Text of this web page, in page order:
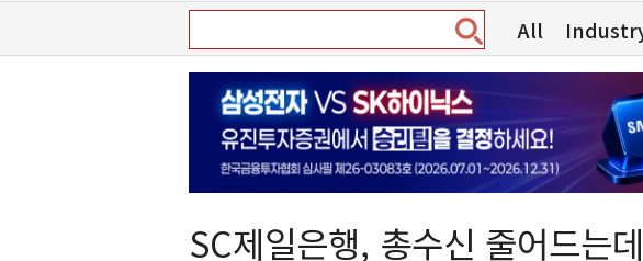
All
SC제일은행, 총수신 줄어드는